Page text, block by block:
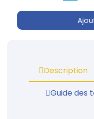
Description
Guide des